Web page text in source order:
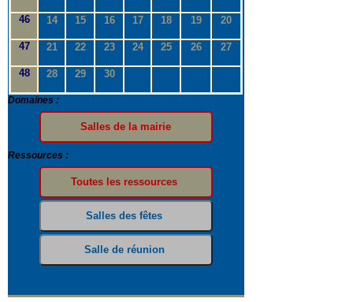
46 14 15 16 17 18 19 20
47 21 22 23 24 25 26 27
48 28 29 30
Domaines :
Ressources :